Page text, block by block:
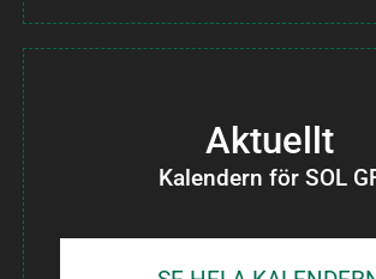
Aktuellt
Kalendern för SOL